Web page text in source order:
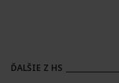
ĎALŠIE Z HS